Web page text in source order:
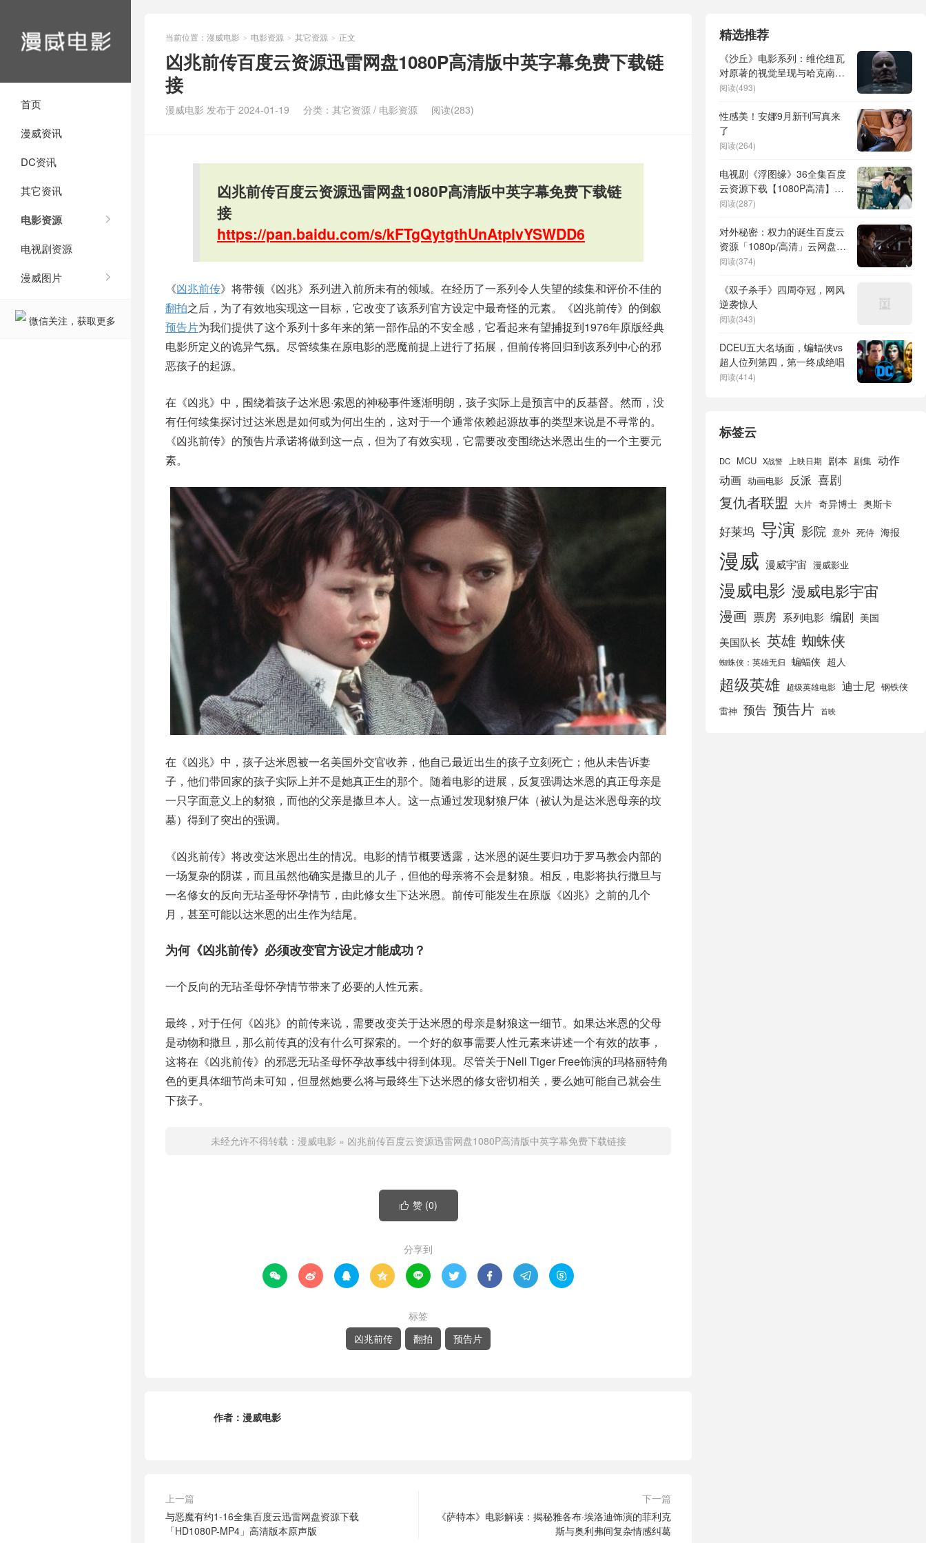
首页
漫威资讯
DC资讯
其它资讯
电影资源
电视剧资源
漫威图片
微信关注，获取更多
当前位置： 漫威电影 > 电影资源 > 其它资源 > 正文
凶兆前传百度云资源迅雷网盘1080P高清版中英字幕免费下载链
接
漫威电影 发布于 2024-01-19 分类： 其它资源 / 电影资源 阅读(283)
凶兆前传百度云资源迅雷网盘1080P高清版中英字幕免费下载链
接
https://pan.baidu.com/s/kFTgQytgthUnAtplvYSWDD6
《凶兆前传》将带领《凶兆》系列进入前所未有的领域。在经历了一系列令人失望的续集和评价不佳的
翻拍之后，为了有效地实现这一目标，它改变了该系列官方设定中最奇怪的元素。《凶兆前传》的倒叙
预告片为我们提供了这个系列十多年来的第一部作品的不安全感，它看起来有望捕捉到1976年原版经典
电影所定义的诡异气氛。尽管续集在原电影的恶魔前提上进行了拓展，但前传将回归到该系列中心的邪
恶孩子的起源。
在《凶兆》中，围绕着孩子达米恩·索恩的神秘事件逐渐明朗，孩子实际上是预言中的反基督。然而，没
有任何续集探讨过达米恩是如何或为何出生的，这对于一个通常依赖起源故事的类型来说是不寻常的。
《凶兆前传》的预告片承诺将做到这一点，但为了有效实现，它需要改变围绕达米恩出生的一个主要元
素。
在《凶兆》中，孩子达米恩被一名美国外交官收养，他自己最近出生的孩子立刻死亡；他从未告诉妻
子，他们带回家的孩子实际上并不是她真正生的那个。随着电影的进展，反复强调达米恩的真正母亲是
一只字面意义上的豺狼，而他的父亲是撒旦本人。这一点通过发现豺狼尸体（被认为是达米恩母亲的坟
墓）得到了突出的强调。
《凶兆前传》将改变达米恩出生的情况。电影的情节概要透露，达米恩的诞生要归功于罗马教会内部的
一场复杂的阴谋，而且虽然他确实是撒旦的儿子，但他的母亲将不会是豺狼。相反，电影将执行撒旦与
一名修女的反向无玷圣母怀孕情节，由此修女生下达米恩。前传可能发生在原版《凶兆》之前的几个
月，甚至可能以达米恩的出生作为结尾。
为何《凶兆前传》必须改变官方设定才能成功？
一个反向的无玷圣母怀孕情节带来了必要的人性元素。
最终，对于任何《凶兆》的前传来说，需要改变关于达米恩的母亲是豺狼这一细节。如果达米恩的父母
是动物和撒旦，那么前传真的没有什么可探索的。一个好的叙事需要人性元素来讲述一个有效的故事，
这将在《凶兆前传》的邪恶无玷圣母怀孕故事线中得到体现。尽管关于Nell Tiger Free饰演的玛格丽特角
色的更具体细节尚未可知，但显然她要么将与最终生下达米恩的修女密切相关，要么她可能自己就会生
下孩子。
未经允许不得转载： 漫威电影 » 凶兆前传百度云资源迅雷网盘1080P高清版中英字幕免费下载链接
 赞 (0)
分享到
        
标签
凶兆前传
翻拍 预告片
作者： 漫威电影
上一篇
与恶魔有约1-16全集百度云迅雷网盘资源下载
「HD1080P-MP4」高清版本原声版
下一篇
《萨特本》电影解读：揭秘雅各布·埃洛迪饰演的菲利克
斯与奥利弗间复杂情感纠葛
精选推荐
《沙丘》电影系列：维伦纽瓦
对原著的视觉呈现与哈克南家
族设计问题
阅读(493)
性感美！安娜9月新刊写真来
了
阅读(264)
电视剧《浮图缘》36全集百度
云资源下载【1080P高清】网
盘资源下载
阅读(287)
对外秘密：权力的诞生百度云
资源「1080p/高清」云网盘下
载
阅读(374)
《双子杀手》四周夺冠，网风
逆袭惊人
阅读(343)
DCEU五大名场面，蝙蝠侠vs
超人位列第四，第一终成绝唱
阅读(414)
标签云
DC MCU X战警 上映日期 剧本 剧集 动作
动画 动画电影 反派 喜剧
复仇者联盟 大片 奇异博士 奥斯卡
好莱坞 导演 影院 意外 死侍 海报
漫威 漫威宇宙 漫威影业
漫威电影 漫威电影宇宙
漫画 票房 系列电影 编剧 美国
美国队长 英雄 蜘蛛侠
蜘蛛侠：英雄无归 蝙蝠侠 超人
超级英雄 超级英雄电影 迪士尼 钢铁侠
雷神 预告 预告片 首映